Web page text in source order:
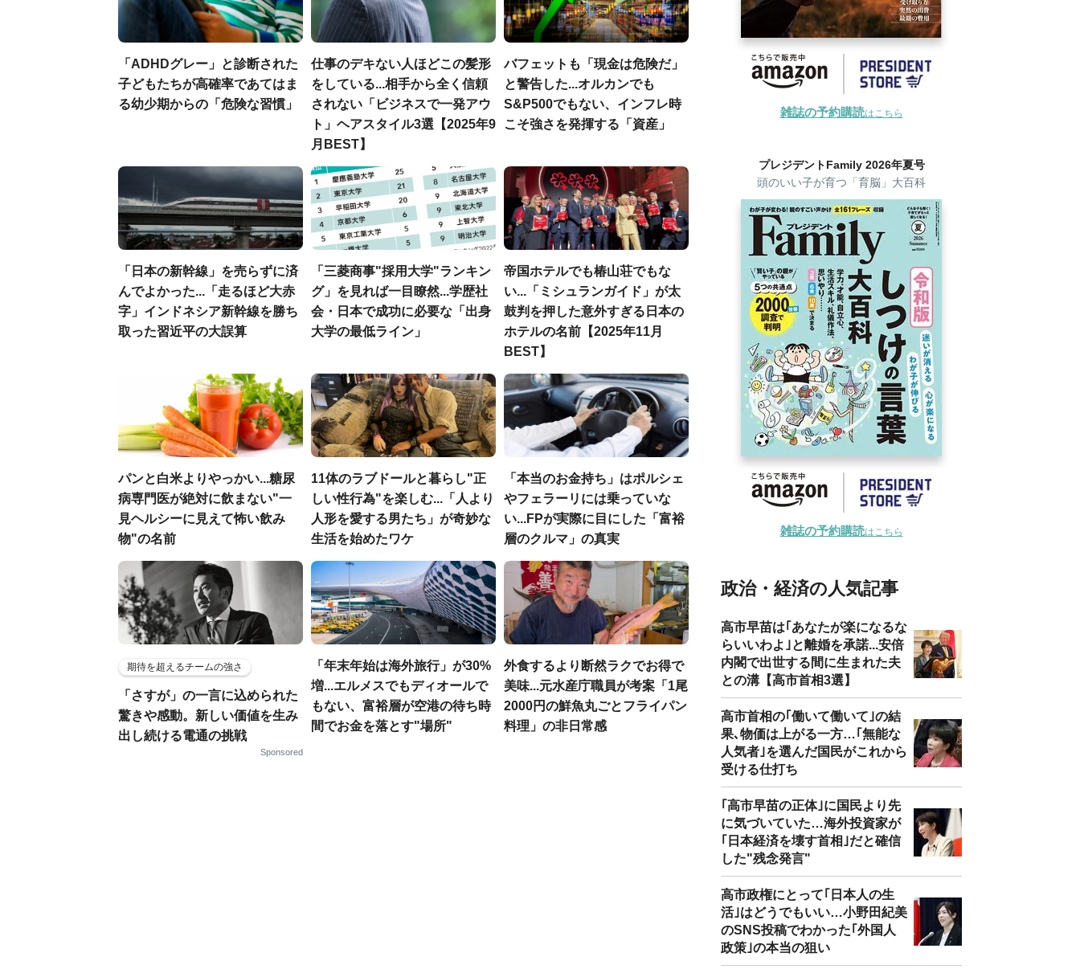
「ADHDグレー」と診断された
子どもたちが高確率であてはま
る幼少期からの「危険な習慣」
仕事のデキない人ほどこの髪形
をしている...相手から全く信頼
されない「ビジネスで一発アウ
ト」ヘアスタイル3選【2025年9
月BEST】
バフェットも「現金は危険だ」
と警告した...オルカンでも
S&P500でもない、インフレ時
こそ強さを発揮する「資産」
「日本の新幹線」を売らずに済
んでよかった...「走るほど大赤
字」インドネシア新幹線を勝ち
取った習近平の大誤算
「三菱商事"採用大学"ランキン
グ」を見れば一目瞭然...学歴社
会・日本で成功に必要な「出身
大学の最低ライン」
帝国ホテルでも椿山荘でもな
い...「ミシュランガイド」が太
鼓判を押した意外すぎる日本の
ホテルの名前【2025年11月
BEST】
パンと白米よりやっかい...糖尿
病専門医が絶対に飲まない"一
見ヘルシーに見えて怖い飲み
物"の名前
11体のラブドールと暮らし"正
しい性行為"を楽しむ...「人より
人形を愛する男たち」が奇妙な
生活を始めたワケ
「本当のお金持ち」はポルシェ
やフェラーリには乗っていな
い...FPが実際に目にした「富裕
層のクルマ」の真実
期待を超えるチームの強さ
「さすが」の一言に込められた
驚きや感動。新しい価値を生み
出し続ける電通の挑戦
Sponsored
「年末年始は海外旅行」が30%
増...エルメスでもディオールで
もない、富裕層が空港の待ち時
間でお金を落とす"場所"
外食するより断然ラクでお得で
美味...元水産庁職員が考案「1尾
2000円の鮮魚丸ごとフライパン
料理」の非日常感
雑誌の予約購読はこちら
プレジデントFamily 2026年夏号
頭のいい子が育つ「育脳」大百科
雑誌の予約購読はこちら
政治・経済の人気記事
高市早苗は｢あなたが楽になるな
らいいわよ｣と離婚を承諾...安倍
内閣で出世する間に生まれた夫
との溝【高市首相3選】
高市首相の｢働いて働いて｣の結
果､物価は上がる一方…｢無能な
人気者｣を選んだ国民がこれから
受ける仕打ち
｢高市早苗の正体｣に国民より先
に気づいていた…海外投資家が
｢日本経済を壊す首相｣だと確信
した"残念発言"
高市政権にとって｢日本人の生
活｣はどうでもいい…小野田紀美
のSNS投稿でわかった｢外国人
政策｣の本当の狙い